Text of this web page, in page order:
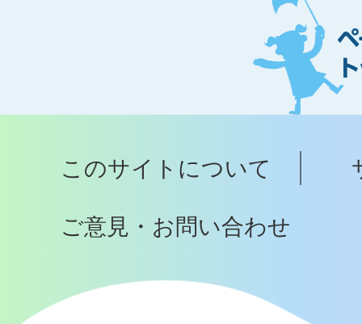
ー
ジ
ト
ッ
へ
このサイトについて
ご意見・お問い合わせ